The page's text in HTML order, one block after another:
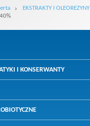
EKSTRAKTY I OLEOREZYNY
I KONSERWANTY